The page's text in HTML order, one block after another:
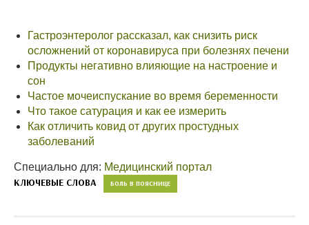
Гастроэнтеролог рассказал, как снизить риск
осложнений от коронавируса при болезнях печени
Продукты негативно влияющие на настроение и
сон
Частое мочеиспускание во время беременности
Что такое сатурация и как ее измерить
Как отличить ковид от других простудных
заболеваний
Специально для: Медицинский портал
КЛЮЧЕВЫЕ СЛОВА БОЛЬ В ПОЯСНИЦЕ